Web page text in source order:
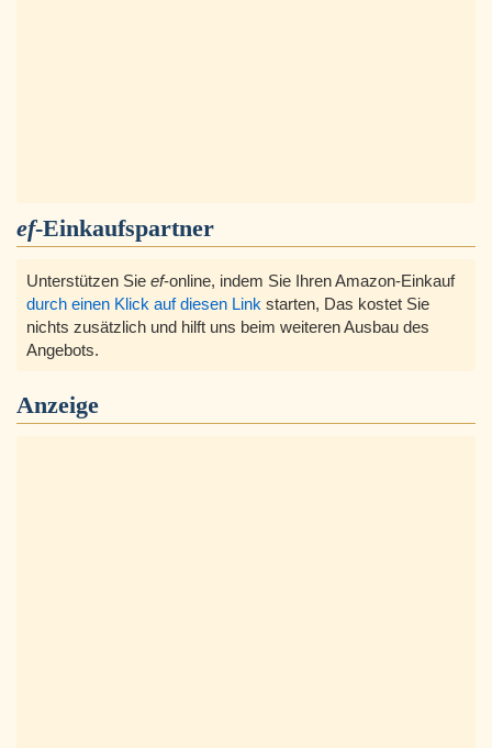
ef-Einkaufspartner
Unterstützen Sie ef-online, indem Sie Ihren Amazon-Einkauf
durch einen Klick auf diesen Link starten, Das kostet Sie
nichts zusätzlich und hilft uns beim weiteren Ausbau des
Angebots.
Anzeige